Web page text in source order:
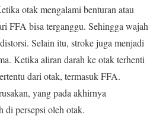
otak mengalami benturan atau
FFA bisa terganggu. Sehingga wajah
Selain itu, stroke juga menjadi
Ketika aliran darah ke otak terhenti
dari otak, termasuk FFA.
yang pada akhirnya
di persepsi oleh otak.